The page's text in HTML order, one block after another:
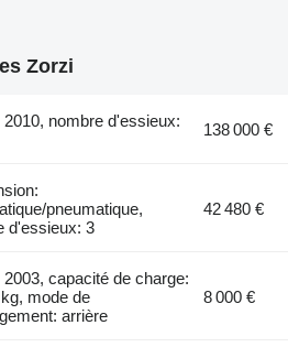
Zorzi
2010, nombre d'essieux:
138 000 €
pneumatique,
d'essieux: 3
42 480 €
2003, capacité de charge:
mode de
arrière
8 000 €